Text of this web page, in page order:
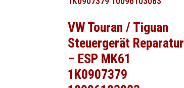
VW Touran / Tiguan
Steuergerät Reparatur
– ESP MK61
1K0907379